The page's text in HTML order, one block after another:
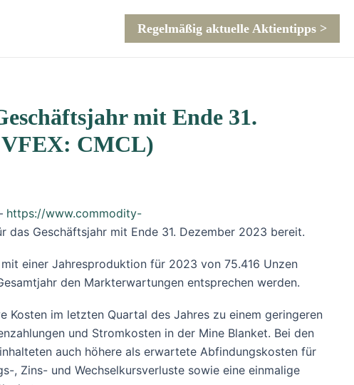
Regelmäßig aktuelle Aktientipps >
mit Ende 31.
CMCL)
https://www.commodity-
Geschäftsjahr mit Ende 31. Dezember 2023 bereit.
einer Jahresproduktion für 2023 von 75.416 Unzen
den Markterwartungen entsprechen werden.
im letzten Quartal des Jahres zu einem geringeren
und Stromkosten in der Mine Blanket. Bei den
auch höhere als erwartete Abfindungskosten für
, Zins- und Wechselkursverluste sowie eine einmalige